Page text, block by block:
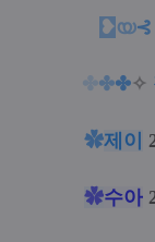
❥യ⊰
✤✤✤✧
✿제이
✿수아